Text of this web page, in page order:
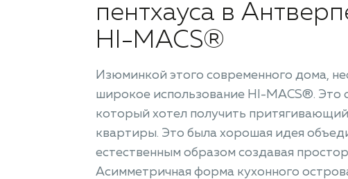
пентхауса в
HI-MACS®
Изюминкой этого современного дома,
широкое использование HI-MACS®. Это
который хотел получить
квартиры. Это была хорошая идея
естественным образом создавая
Асимметричная форма кухонного